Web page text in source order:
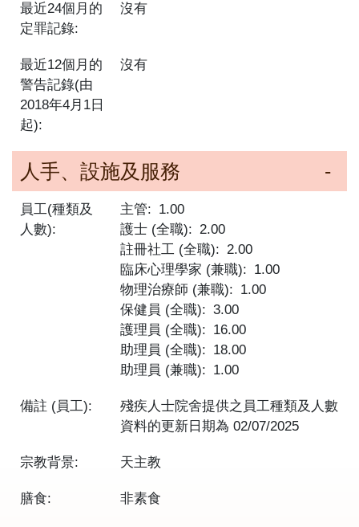
最近24個月的
定罪記錄:
沒有
最近12個月的
警告記錄(由
2018年4月1日
起):
沒有
人手、設施及服務
員工(種類及
人數):
主管
1.00
護士 (全職)
2.00
註冊社工 (全職)
2.00
臨床心理學家 (兼職)
1.00
物理治療師 (兼職)
1.00
保健員 (全職)
3.00
護理員 (全職)
16.00
助理員 (全職)
18.00
助理員 (兼職)
1.00
備註 (員工):
殘疾人士院舍提供之員工種類及人數
資料的更新日期為02/07/2025
宗教背景: 天主教
膳食: 非素食